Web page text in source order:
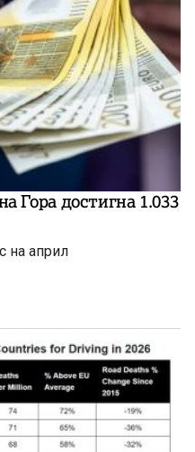
Гора достигна 1.033
на април